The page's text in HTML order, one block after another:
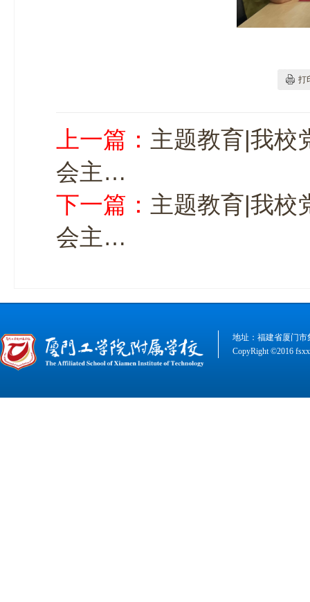
打
上一篇： 主题教育|我校
会主…
下一篇： 主题教育|我校
会主…
地址：福建省厦门市
CopyRight ©2016